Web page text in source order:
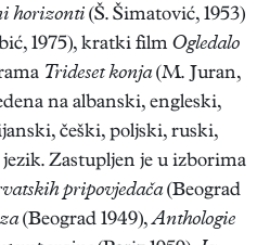
horizonti (Š. Šimatović, 1953)
1975), kratki film Ogledalo
Trideset konja(M. Juran,
na albanski, engleski,
češki, poljski, ruski,
Zastupljen je u izborima
pripovjedača(Beograd
(Beograd 1949),Anthologie